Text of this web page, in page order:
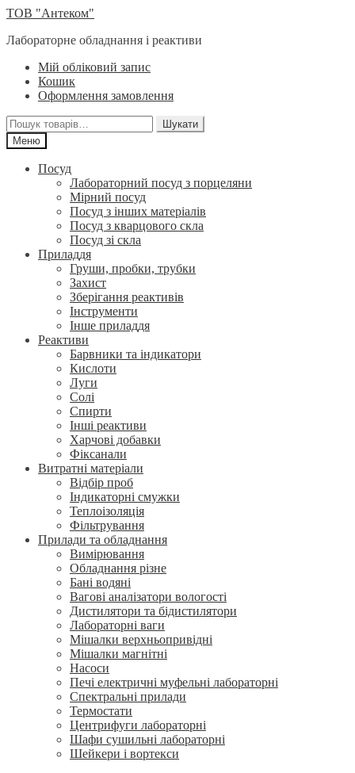
Перейти
навігації
Перейти
вмісту
ТОВ "Антеком"
Лабораторне обладнання і реактиви
Мій обліковий запис
Кошик
Оформлення замовлення
Шукати:
Шукати
Меню
Посуд
Лабораторний посуд з порцеляни
Мірний посуд
Посуд з інших матеріалів
Посуд з кварцового скла
Посуд зі скла
Приладдя
Груши, пробки, трубки
Захист
Зберігання реактивів
Інструменти
Інше приладдя
Реактиви
Барвники та індикатори
Кислоти
Луги
Солі
Спирти
Інші реактиви
Харчові добавки
Фіксанали
Витратні матеріали
Відбір проб
Індикаторні смужки
Теплоізоляція
Фільтрування
Прилади та обладнання
Вимірювання
Обладнання різне
Бані водяні
Вагові аналізатори вологості
Дистилятори та бідистилятори
Лабораторні ваги
Мішалки верхньопривідні
Мішалки магнітні
Насоси
Печі електричні муфельні лабораторні
Спектральні прилади
Термостати
Центрифуги лабораторні
Шафи сушильні лабораторні
Шейкери і вортекси